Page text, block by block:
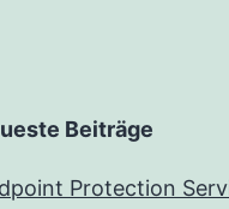
Beiträge
Protection